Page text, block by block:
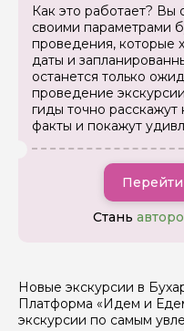
Как это работает? Вы
своими параметрами
проведения, которые
даты и
останется только
проведение
гиды точно
факты и покажут
Перейти
Стань
Новые экскурсии в
Платформа «Идем и
экскурсии по самым
Ваш номер телефона
Вопросы и
Если у вас есть
задать